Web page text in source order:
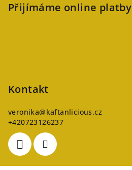
Přijímáme online platby
Kontakt
veronika@kaftanlicious.cz
+420723126237